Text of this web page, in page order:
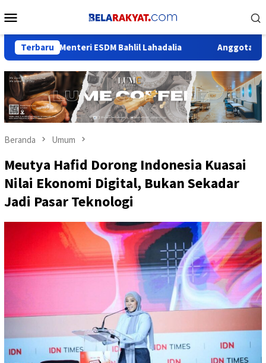
ke
Mobile
Terbaru
ESDM Bahlil Lahadalia Anggota DPR Kombes Pol.
Beranda Umum
Meutya Hafid Dorong Indonesia Kuasai
Nilai Ekonomi Digital, Bukan Sekadar
Jadi Pasar Teknologi